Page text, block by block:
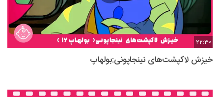
22:30
خیزش لاکپشت‌های نینجاپونی:بولهاپ